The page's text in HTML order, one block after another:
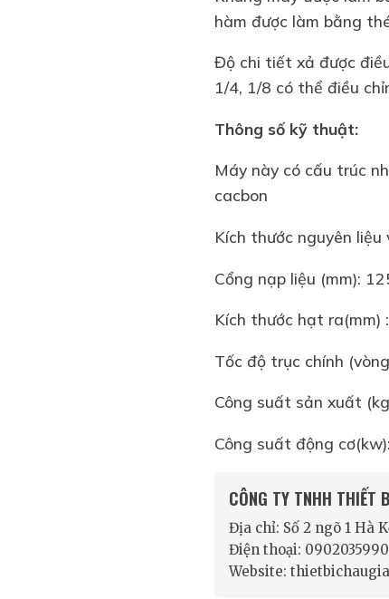
hàm được làm bằng
Độ chi tiết xả được
1/4, 1/8 có thể điều
Thông số kỹ thuật:
Máy này có cấu trúc
cacbon
Kích thước nguyên liệu
Cổng nạp liệu (mm):
Kích thước hạt ra(mm)
Tốc độ trục chính
Công suất sản xuất
Công suất động
CÔNG TY TNHH THIẾT
Địa chỉ: Số 2 ngõ 1 Hà
Điện thoại:
Website: